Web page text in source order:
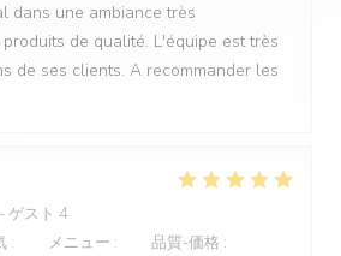
dans une ambiance très
de qualité. L'équipe est très
de ses clients. A recommander les
ゲスト 4
: メニュー : 品質-価格 :